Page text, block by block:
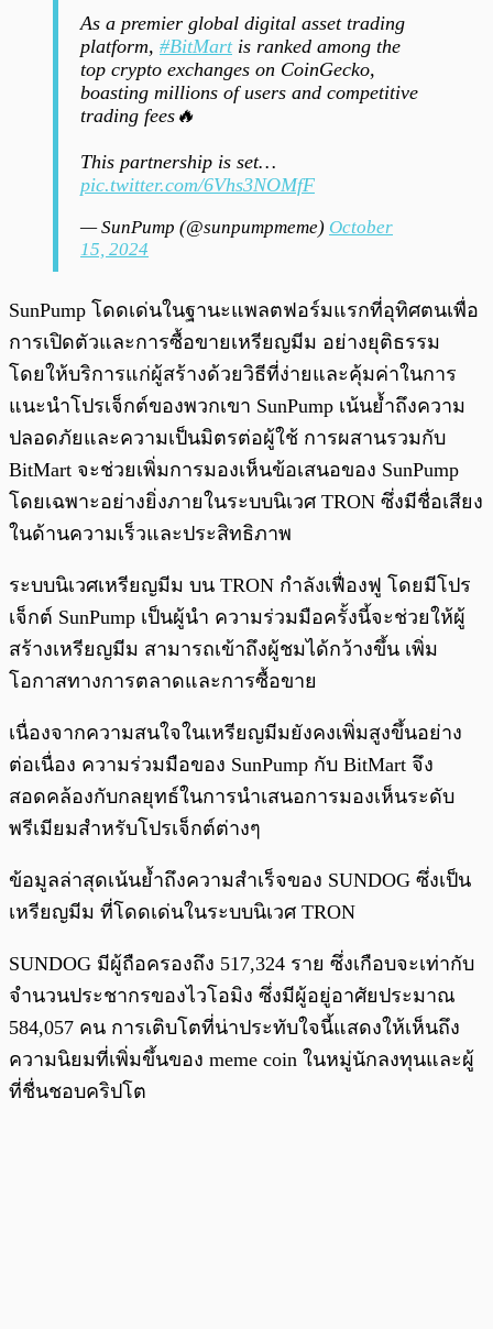
As a premier global digital asset trading
platform, #BitMartis ranked among the
top crypto exchanges on CoinGecko,
boasting millions of users and competitive
trading fees🔥
This partnership is set…
pic.twitter.com/6Vhs3NOMfF
— SunPump (@sunpumpmeme) October
15, 2024
SunPump โดดเด่นในฐานะแพลตฟอร์มแรกที่อุทิศตนเพื่อ
การเปิดตัวและการซื้อขายเหรียญมีม อย่างยุติธรรม
โดยให้บริการแก่ผู้สร้างด้วยวิธีที่ง่ายและคุ้มค่าในการ
แนะนำโปรเจ็กต์ของพวกเขา SunPump เน้นย้ำถึงความ
ปลอดภัยและความเป็นมิตรต่อผู้ใช้ การผสานรวมกับ
BitMart จะช่วยเพิ่มการมองเห็นข้อเสนอของ SunPump
โดยเฉพาะอย่างยิ่งภายในระบบนิเวศ TRON ซึ่งมีชื่อเสียง
ในด้านความเร็วและประสิทธิภาพ
ระบบนิเวศเหรียญมีม บน TRON กำลังเฟื่องฟู โดยมีโปร
เจ็กต์ SunPump เป็นผู้นำ ความร่วมมือครั้งนี้จะช่วยให้ผู้
สร้างเหรียญมีม สามารถเข้าถึงผู้ชมได้กว้างขึ้น เพิ่ม
โอกาสทางการตลาดและการซื้อขาย
เนื่องจากความสนใจในเหรียญมีมยังคงเพิ่มสูงขึ้นอย่าง
ต่อเนื่อง ความร่วมมือของ SunPump กับ BitMart จึง
สอดคล้องกับกลยุทธ์ในการนำเสนอการมองเห็นระดับ
พรีเมียมสำหรับโปรเจ็กต์ต่างๆ
ข้อมูลล่าสุดเน้นย้ำถึงความสำเร็จของ SUNDOG ซึ่งเป็น
เหรียญมีม ที่โดดเด่นในระบบนิเวศ TRON
SUNDOG มีผู้ถือครองถึง 517,324 ราย ซึ่งเกือบจะเท่ากับ
จำนวนประชากรของไวโอมิง ซึ่งมีผู้อยู่อาศัยประมาณ
584,057 คน การเติบโตที่น่าประทับใจนี้แสดงให้เห็นถึง
ความนิยมที่เพิ่มขึ้นของ meme coin ในหมู่นักลงทุนและผู้
ที่ชื่นชอบคริปโต